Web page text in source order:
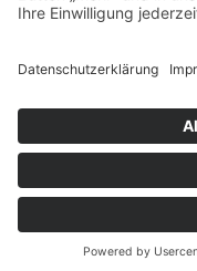
Medizin & Standorte
Impressum
Datenschutz